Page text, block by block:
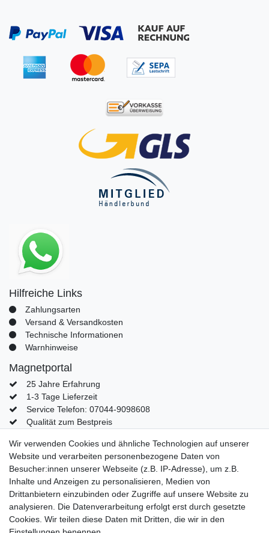
Hilfreiche Links
Zahlungsarten
Versand & Versandkosten
Technische Informationen
Warnhinweise
Magnetportal
25 Jahre Erfahrung
1-3 Tage Lieferzeit
Service Telefon: 07044-9098608
Qualität zum Bestpreis
Mein Konto
Konto
Login
Kontaktformular
Wir verwenden Cookies und ähnliche Technologien auf unserer
Website und verarbeiten personenbezogene Daten von
Besucher:innen unserer Webseite (z.B. IP-Adresse), um z.B.
Inhalte und Anzeigen zu personalisieren, Medien von
Drittanbietern einzubinden oder Zugriffe auf unsere Website zu
analysieren. Die Datenverarbeitung erfolgt erst durch gesetzte
Cookies. Wir teilen diese Daten mit Dritten, die wir in den